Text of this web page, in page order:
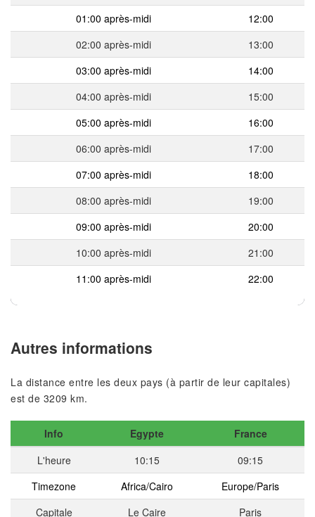
01:00 après-midi
12:00
02:00 après-midi
13:00
03:00 après-midi
14:00
04:00 après-midi
15:00
05:00 après-midi
16:00
06:00 après-midi
17:00
07:00 après-midi
18:00
08:00 après-midi
19:00
09:00 après-midi
20:00
10:00 après-midi
21:00
11:00 après-midi
22:00
Autres informations
La distance entre les deux pays (à partir de leur capitales)
est de 3209 km.
Info Egypte
France
L'heure
10:15
09:15
Timezone
Africa/Cairo
Europe/Paris
Capitale
Le Caire Paris